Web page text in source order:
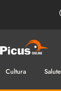
Cultura Salute